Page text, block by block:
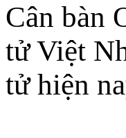
Cân bàn
tử Việt
tử hiện